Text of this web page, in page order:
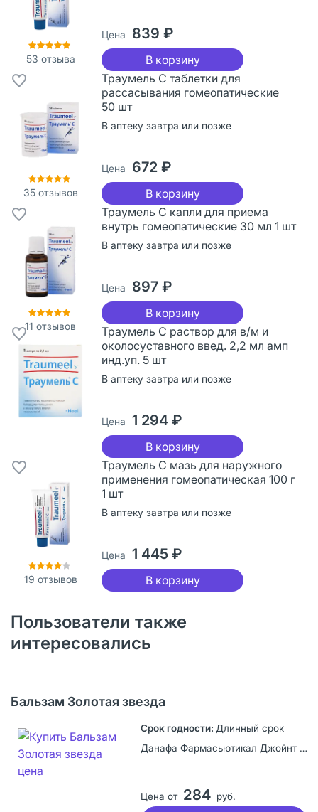
53 отзыва
Цена 839 ₽
В корзину
35отзывов
Траумель С таблетки для
рассасывания гомеопатические
50 шт
В аптеку завтра или позже
Цена 672 ₽
В корзину
11 отзывов
Траумель С капли для приема
внутрь гомеопатические 30 мл 1 шт
В аптеку завтра или позже
Цена 897 ₽
В корзину
Траумель С раствор для в/м и
околосуставного введ. 2,2 мл амп
инд.уп. 5 шт
В аптеку завтра или позже
Цена 1 294 ₽
В корзину
19 отзывов
Траумель С мазь для наружного
применения гомеопатическая 100 г
1 шт
В аптеку завтра или позже
Цена 1 445 ₽
В корзину
Пользователи также
интересовались
Бальзам Золотая звезда
Длинный срок
Данафа Фармасьютикал Джойнт Сток Компани, Вьетнам
Цена от 284 руб.